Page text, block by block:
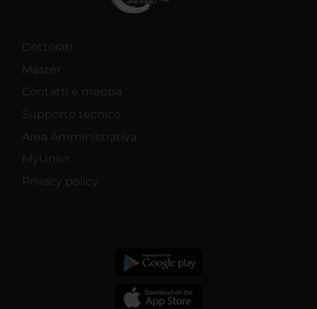
Dottorati
Master
Contatti e mappa
Supporto tecnico
Area Amministrativa
MyUnivr
Privacy policy